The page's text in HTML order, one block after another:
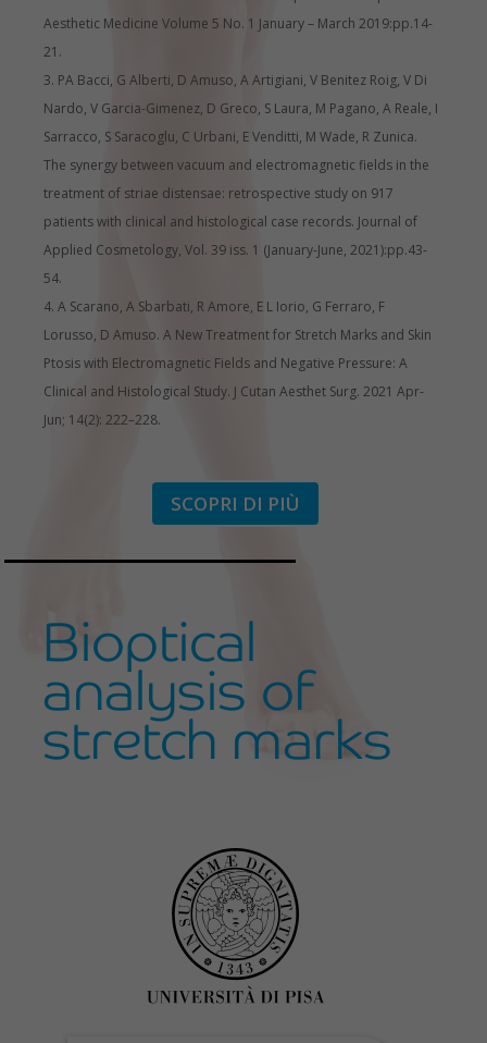
Aesthetic Medicine Volume 5 No. 1 January – March 2019:pp.14-
21.
PA Bacci, G Alberti, D Amuso, A Artigiani, V Benitez Roig, V Di
Nardo, V Garcia-Gimenez, D Greco, S Laura, M Pagano, A Reale, I
Sarracco, S Saracoglu, C Urbani, E Venditti, M Wade, R Zunica.
The synergy between vacuum and electromagnetic fields in the
treatment of striae distensae: retrospective study on 917
patients with clinical and histological case records. Journal of
Applied Cosmetology, Vol. 39 iss. 1 (January-June, 2021):pp.43-
54.
A Scarano, A Sbarbati, R Amore, E L Iorio, G Ferraro, F
Lorusso, D Amuso. A New Treatment for Stretch Marks and Skin
Ptosis with Electromagnetic Fields and Negative Pressure: A
Clinical and Histological Study. J Cutan Aesthet Surg. 2021 Apr-
Jun; 14(2): 222–228.
SCOPRI DI PIÙ
Bioptical
analysis of
stretch marks